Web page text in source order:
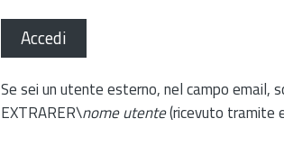
Accedi
Se sei un utente esterno, nel campo email,
EXTRARER\nome utente(ricevuto tramite